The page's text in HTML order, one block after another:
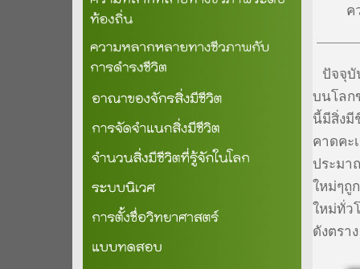
ค
ปัจจุบั
บนโลก
นี้มีสิ่งมี
คาดคะ
ประมา
ใหม่ๆถู
ใหม่ทั่ว
ดังตราง